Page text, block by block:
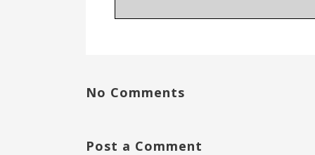
No Comments
Post a Comment